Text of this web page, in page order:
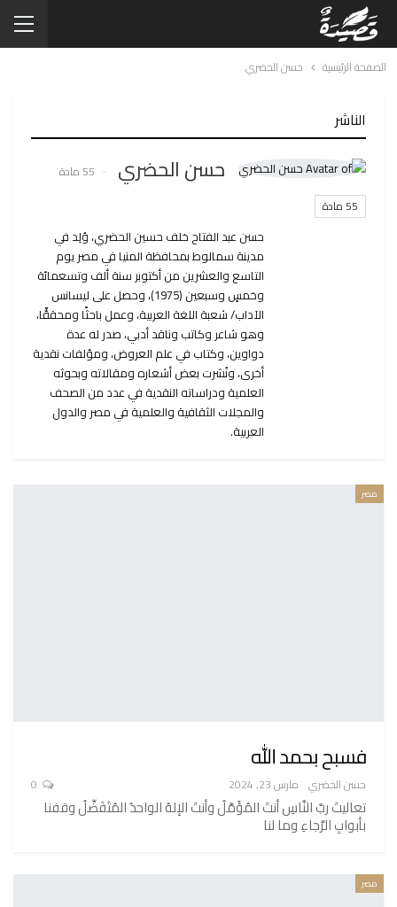
الصفحة الرئيسية حسن الحضري
الناشر
حسن الحضري
55 مادة
55 مادة
حسن عبد الفتاح خلف حسين الحضري، وُلِد في
مدينة سمالوط بمحافظة المنيا في مصر يوم
التاسع والعشرين من أكتوبر سنة ألف وتسعمائة
وخمسٍ وسبعين (1975)، وحصل على ليسانس
الآداب/ شعبة اللغة العربية، وعمل باحثًا ومحققًّا،
وهو شاعر وكاتب وناقد أدبي، صدر له عدة
دواوين، وكتاب في علم العروض، ومؤلفات نقدية
أخرى، ونُشرت بعض أشعاره ومقالاته وبحوثه
العلمية ودراساته النقدية في عدد من الصحف
والمجلات الثقافية والعلمية في مصر والدول
العربية.
مصر
فسبح بحمد الله
حسن الحضري مارس 23, 2024
تعاليتَ ربَّ النَّاسِ أنتَ المُؤَمَّلُ وأنتَ الإلهُ الواحدُ المُتَفَضِّلُ وقفنا
بأبوابِ الرَّجاءِ وما لنا
مصر